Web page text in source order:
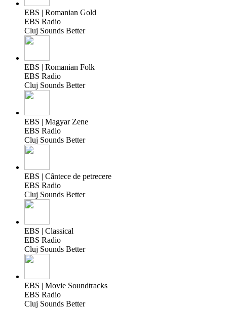
EBS | Romanian Gold
EBS Radio
Cluj Sounds Better
EBS | Romanian Folk
EBS Radio
Cluj Sounds Better
EBS | Magyar Zene
EBS Radio
Cluj Sounds Better
EBS | Cântece de petrecere
EBS Radio
Cluj Sounds Better
EBS | Classical
EBS Radio
Cluj Sounds Better
EBS | Movie Soundtracks
EBS Radio
Cluj Sounds Better